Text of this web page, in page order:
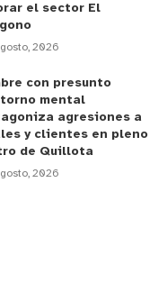
el sector El
2026
con presunto
mental
agresiones a
y clientes en pleno
de Quillota
2026